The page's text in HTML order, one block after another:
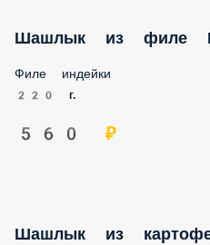
Шашлык из филе
Филе индейки
220 г.
560 ₽
Шашлык из